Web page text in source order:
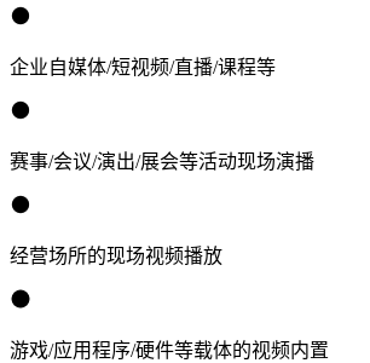
企业自媒体/短视频/直播/课程等
赛事/会议/演出/展会等活动现场演播
经营场所的现场视频播放
游戏/应用程序/硬件等载体的视频内置